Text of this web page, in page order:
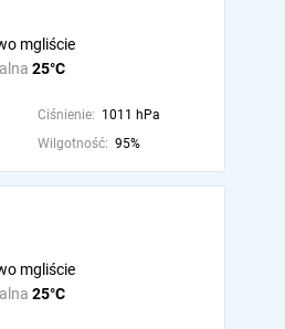
25°C
mgliście
Ciśnienie: 1011 hPa
Wilgotność: 95%
25°C
mgliście